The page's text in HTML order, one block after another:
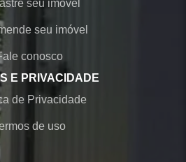
seu imóvel
seu imóvel
conosco
E PRIVACIDADE
de Privacidade
de uso